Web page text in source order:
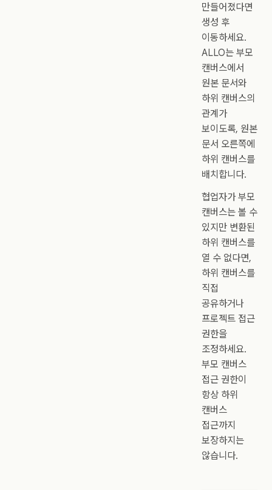
만들어졌다면
생성 후
이동하세요.
ALLO는 부모
캔버스에서
원본 문서와
하위 캔버스의
관계가
보이도록, 원본
문서 오른쪽에
하위 캔버스를
배치합니다.
협업자가 부모
캔버스는 볼 수
있지만 변환된
하위 캔버스를
열 수 없다면,
하위 캔버스를
직접
공유하거나
프로젝트 접근
권한을
조정하세요.
부모 캔버스
접근 권한이
항상 하위
캔버스
접근까지
보장하지는
않습니다.